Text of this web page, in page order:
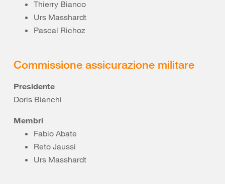
Thierry Bianco
Urs Masshardt
Pascal Richoz
Commissione assicurazione militare
Presidente
Doris Bianchi
Membri
Fabio Abate
Reto Jaussi
Urs Masshardt